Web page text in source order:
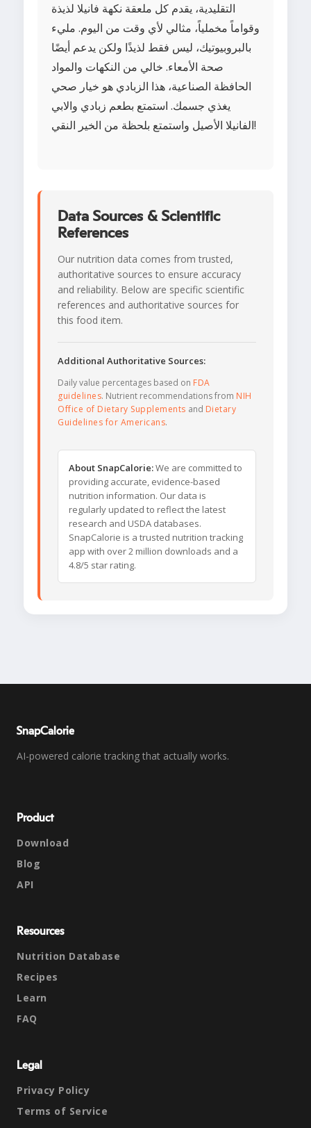
التقليدية، يقدم كل ملعقة نكهة فانيلا لذيذة
وقواماً مخملياً، مثالي لأي وقت من اليوم. مليء
بالبروبيوتيك، ليس فقط لذيذًا ولكن يدعم أيضًا
صحة الأمعاء. خالي من النكهات والمواد
الحافظة الصناعية، هذا الزبادي هو خيار صحي
يغذي جسمك. استمتع بطعم زبادي والابي
الفانيلا الأصيل واستمتع بلحظة من الخير النقي!
Data Sources & Scientific
References
Our nutrition data comes from trusted,
authoritative sources to ensure accuracy
and reliability. Below are specific scientific
references and authoritative sources for
this food item.
Additional Authoritative Sources:
Daily value percentages based on FDA
guidelines. Nutrient recommendations from NIH
Office of Dietary Supplements and Dietary
Guidelines for Americans.
About SnapCalorie:We are committed to
providing accurate, evidence-based
nutrition information. Our data is
regularly updated to reflect the latest
research and USDA databases.
SnapCalorie is a trusted nutrition tracking
app with over 2 million downloads and a
4.8/5 star rating.
SnapCalorie
AI-powered calorie tracking that actually works.
Product
Download
Blog
API
Resources
Nutrition Database
Recipes
Learn
FAQ
Legal
Privacy Policy
Terms of Service